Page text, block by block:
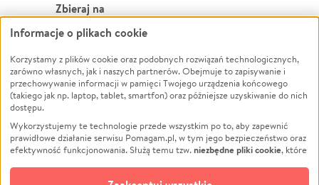
Zbieraj na
Leczenie
Zwierzęta
Pożar
Ukraina
Pomoc Finansowa
Projekty
Pogrzeb
Powódź
Wichura
NGO
Edukacja
Podróż
Impreza
Informacje o plikach cookie
Korzystamy z plików cookie oraz podobnych rozwiązań technologicznych,
zarówno własnych, jak i naszych partnerów. Obejmuje to zapisywanie i
przechowywanie informacji w pamięci Twojego urządzenia końcowego
(takiego jak np. laptop, tablet, smartfon) oraz późniejsze uzyskiwanie do nich
dostępu.
Wykorzystujemy te technologie przede wszystkim po to, aby zapewnić
prawidłowe działanie serwisu Pomagam.pl, w tym jego bezpieczeństwo oraz
efektywność funkcjonowania. Służą temu tzw.niezbędne pliki cookie, które
opcjonalnych plików cookie